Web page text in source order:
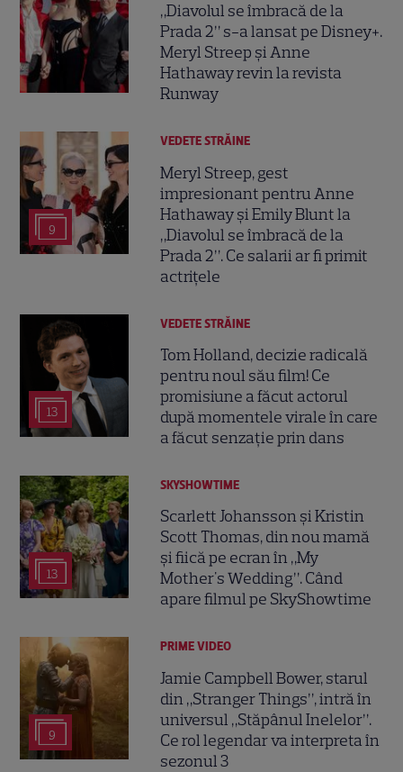
„Diavolul se îmbracă de la
Prada 2” s-a lansat pe Disney+.
Meryl Streep și Anne
Hathaway revin la revista
Runway
9
VEDETE STRĂINE
Meryl Streep, gest
impresionant pentru Anne
Hathaway și Emily Blunt la
„Diavolul se îmbracă de la
Prada 2”. Ce salarii ar fi primit
actrițele
13
VEDETE STRĂINE
Tom Holland, decizie radicală
pentru noul său film! Ce
promisiune a făcut actorul
după momentele virale în care
a făcut senzație prin dans
13
SKYSHOWTIME
Scarlett Johansson și Kristin
Scott Thomas, din nou mamă
și fiică pe ecran în „My
Mother's Wedding”. Când
apare filmul pe SkyShowtime
9
PRIME VIDEO
Jamie Campbell Bower, starul
din „Stranger Things”, intră în
universul „Stăpânul Inelelor”.
Ce rol legendar va interpreta în
sezonul 3